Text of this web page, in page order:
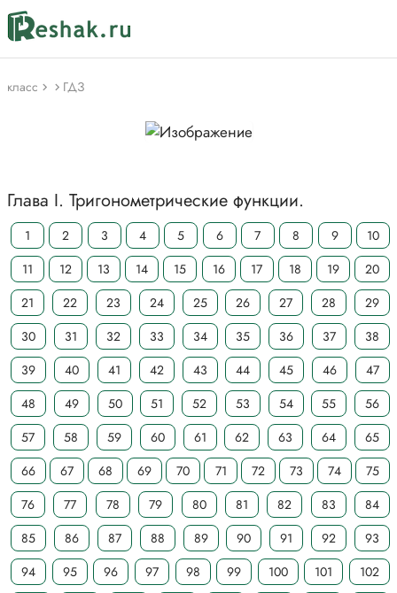
класс ГДЗ
Глава I. Тригонометрические функции.
1 2 3 4 5 6 7 8 9
10
11
12 13 14 15 16 17 18 19
20
21
22 23 24 25 26 27 28
29
30
31 32 33 34 35 36 37
38
39
40 41 42 43 44 45 46
47
48
49 50 51 52 53 54 55
56
57
58 59 60 61 62 63 64
65
66
67 68 69 70 71 72 73 74
75
76
77 78 79 80 81 82 83
84
85
86 87 88 89 90 91 92
93
94
95 96 97 98 99 100 101
102